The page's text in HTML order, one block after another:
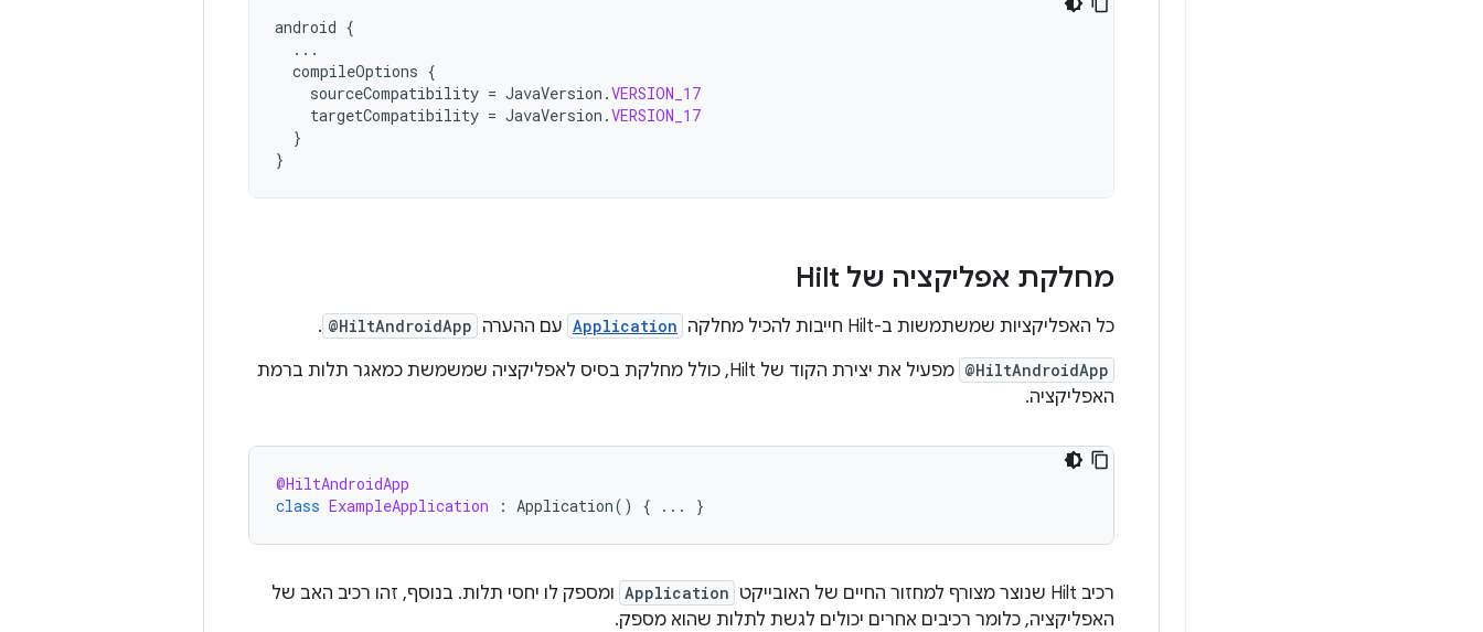
android {
...
compileOptions {
sourceCompatibility = JavaVersion .VERSION_17
targetCompatibility = JavaVersion .VERSION_17
}
}
מחלקת אפליקציה של Hilt
כל האפליקציות שמשתמשות ב-Hilt חייבות להכיל מחלקה Application עם ההערה @HiltAndroidApp
.
@HiltAndroidApp
מפעיל את יצירת הקוד של Hilt, כולל מחלקת בסיס לאפליקציה שמשמשת כמאגר תלות ברמת
האפליקציה.
@HiltAndroidApp
class ExampleApplication : Application() { ... }
רכיב Hilt שנוצר מצורף למחזור החיים של האובייקט Application ומספק לו יחסי תלות. בנוסף, זהו רכיב האב של
האפליקציה, כלומר רכיבים אחרים יכולים לגשת לתלות שהוא מספק.